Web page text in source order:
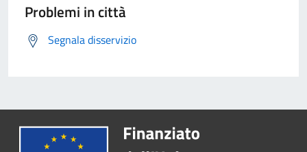
Problemi in città
Segnala disservizio